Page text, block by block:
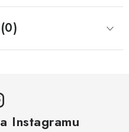
Instagramu